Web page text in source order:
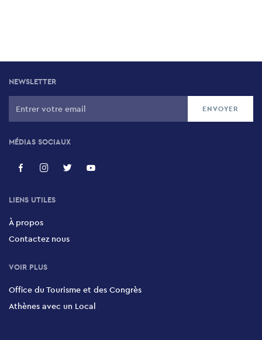
NEWSLETTER
MÉDIAS SOCIAUX
LIENS UTILES
À propos
Contactez nous
VOIR PLUS
Office du Tourisme et des Congrès
Athènes avec un Local